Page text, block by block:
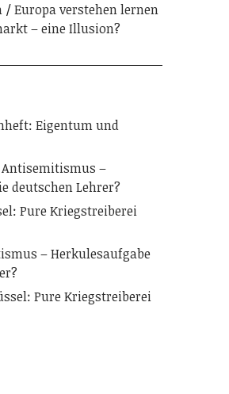
Europa verstehen lernen
– eine Illusion?
Eigentum und
Antisemitismus –
deutschen Lehrer?
Pure Kriegstreiberei
– Herkulesaufgabe
Pure Kriegstreiberei